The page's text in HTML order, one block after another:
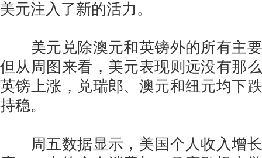
美元注入了新的活力。
美元兑除澳元和英镑外的所有主要
但从周图来看，美元表现则远没有那
英镑上涨，兑瑞郎、澳元和纽元均下
持稳。
周五数据显示，美国个人收入增长